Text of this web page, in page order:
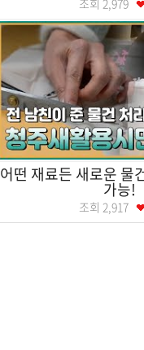
조회 2,979
어떤 재료든 새로운 물
가능!
조회 2,917